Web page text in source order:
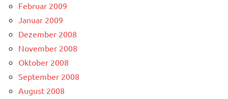
Februar 2009
Januar 2009
Dezember 2008
November 2008
Oktober 2008
September 2008
August 2008